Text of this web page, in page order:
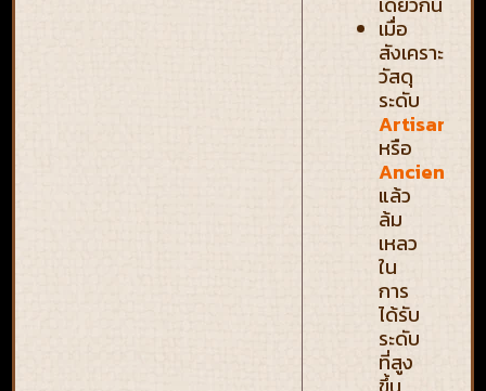
เมื่อ
สังเคราะห์
วัสดุ
ระดับ
Artisan
หรือ
Ancient
แล้ว
ล้ม
เหลว
ใน
การ
ได้รับ
ระดับ
ที่สูง